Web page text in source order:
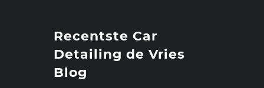
Recentste Car
Detailing de Vries
Blog